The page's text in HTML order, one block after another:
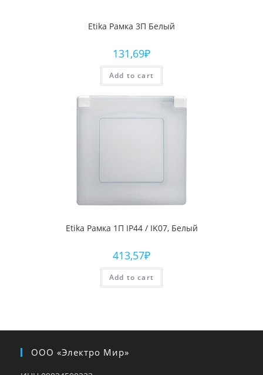
Etika Рамка 3П Белый
131,69₽
Add to cart
Etika Рамка 1П IP44 / IK07, Белый
413,57₽
Add to cart
ООО «Электро Мир»